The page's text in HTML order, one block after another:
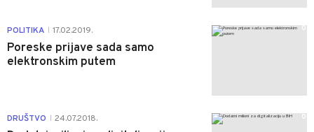
POLITIKA 17.02.2019.
Poreske prijave sada samo
elektronskim putem
0
DRUŠTVO 24.07.2018. 0